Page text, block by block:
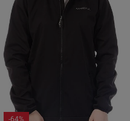
-64%